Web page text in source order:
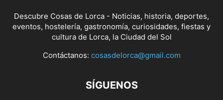
Descubre Cosas de Lorca - Noticias, historia, deportes,
eventos, hostelería, gastronomía, curiosidades, fiestas y
cultura de Lorca, la Ciudad del Sol
Contáctanos: cosasdelorca@gmail.com
SÍGUENOS